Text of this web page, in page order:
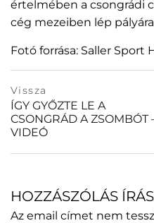
értelmében a csongrádi
cég mezeiben lép
Fotó forrása: Saller Sport
Bejegyzés
navigáció
Vissza
postPrevious
page
ÍGY GYŐZTE LE A
CSONGRÁD A ZSOMBÓT
VIDEÓ
HOZZÁSZÓLÁS
Az email címet nem